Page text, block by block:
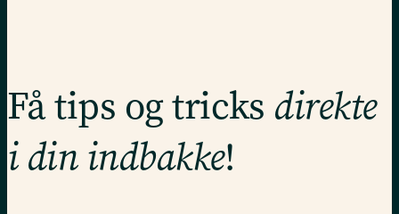
Få tips og tricks direkte
i din indbakke!